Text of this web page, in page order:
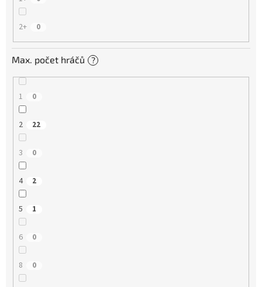
2+ 0
Max. počet hráčů ?
1 0
2 22
3 0
4 2
5 1
6 0
8 0